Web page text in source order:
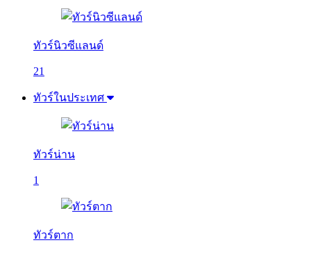
ทัวร์นิวซีแลนด์
21
ทัวร์ในประเทศ
ทัวร์น่าน
1
ทัวร์ตาก